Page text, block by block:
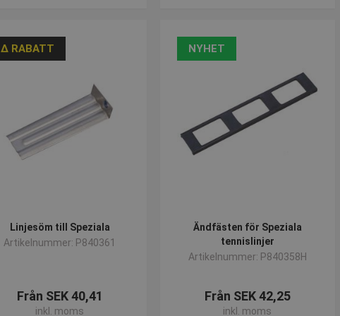
∆ RABATT
Linjesöm till Speziala
Artikelnummer: P840361
Från SEK 40,41
inkl. moms
NYHET
Ändfästen för Speziala
tennislinjer
Artikelnummer: P840358H
Från SEK 42,25
inkl. moms